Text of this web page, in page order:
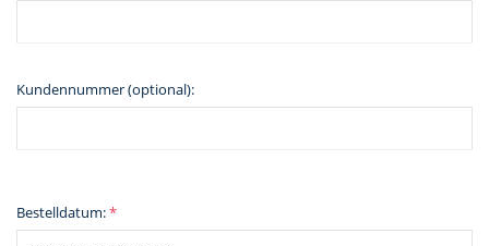
Kundennummer (optional):
Bestelldatum:*